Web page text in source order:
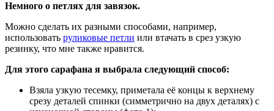
Немного о петлях для завязок.
Можно сделать их разными способами, например,
использовать руликовые петли или втачать в срез узкую
резинку, что мне также нравится.
Для этого сарафана я выбрала следующий способ:
Взяла узкую тесемку, приметала её концы к верхнему
срезу деталей спинки (симметрично на двух деталях) с